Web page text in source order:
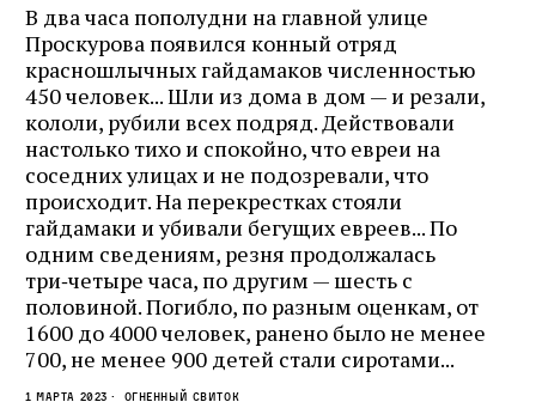
В два часа пополудни на главной улице
Проскурова появился конный отряд
красношлычных гайдамаков численностью
450 человек... Шли из дома в дом — и резали,
кололи, рубили всех подряд. Действовали
настолько тихо и спокойно, что евреи на
соседних улицах и не подозревали, что
происходит. На перекрестках стояли
гайдамаки и убивали бегущих евреев... По
одним сведениям, резня продолжалась
три‑четыре часа, по другим — шесть с
половиной. Погибло, по разным оценкам, от
1600 до 4000 человек, ранено было не менее
700, не менее 900 детей стали сиротами...
1 марта 2023 Огненный свиток